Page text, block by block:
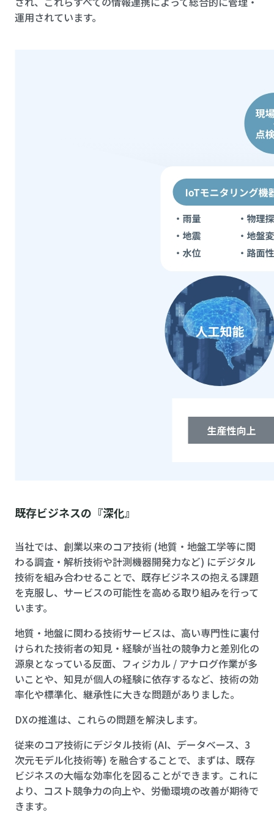
運用されています。
既存ビジネスの『深化』
当社では、創業以来のコア技術 (地質・地盤工学等に関
わる調査・解析技術や計測機器開発力など) にデジタル
技術を組み合わせることで、既存ビジネスの抱える課題
を克服し、サービスの可能性を高める取り組みを行って
います。
地質・地盤に関わる技術サービスは、高い専門性に裏付
けられた技術者の知見・経験が当社の競争力と差別化の
源泉となっている反面、フィジカル / アナログ作業が多
いことや、知見が個人の経験に依存するなど、技術の効
率化や標準化、継承性に大きな問題がありました。
DXの推進は、これらの問題を解決します。
従来のコア技術にデジタル技術 (AI、データベース、3
次元モデル化技術等) を融合することで、まずは、既存
ビジネスの大幅な効率化を図ることができます。これに
より、コスト競争力の向上や、労働環境の改善が期待で
きます。